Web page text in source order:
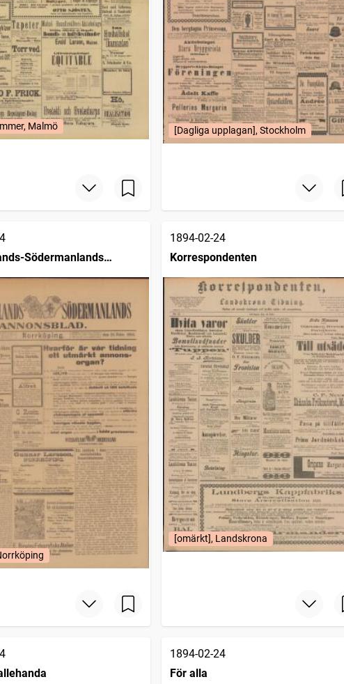
Malmö [Dagliga upplagan], Stockholm
Södermanlands
1894-02-24
Korrespondenten
[omärkt], Landskrona
1894-02-24
För alla